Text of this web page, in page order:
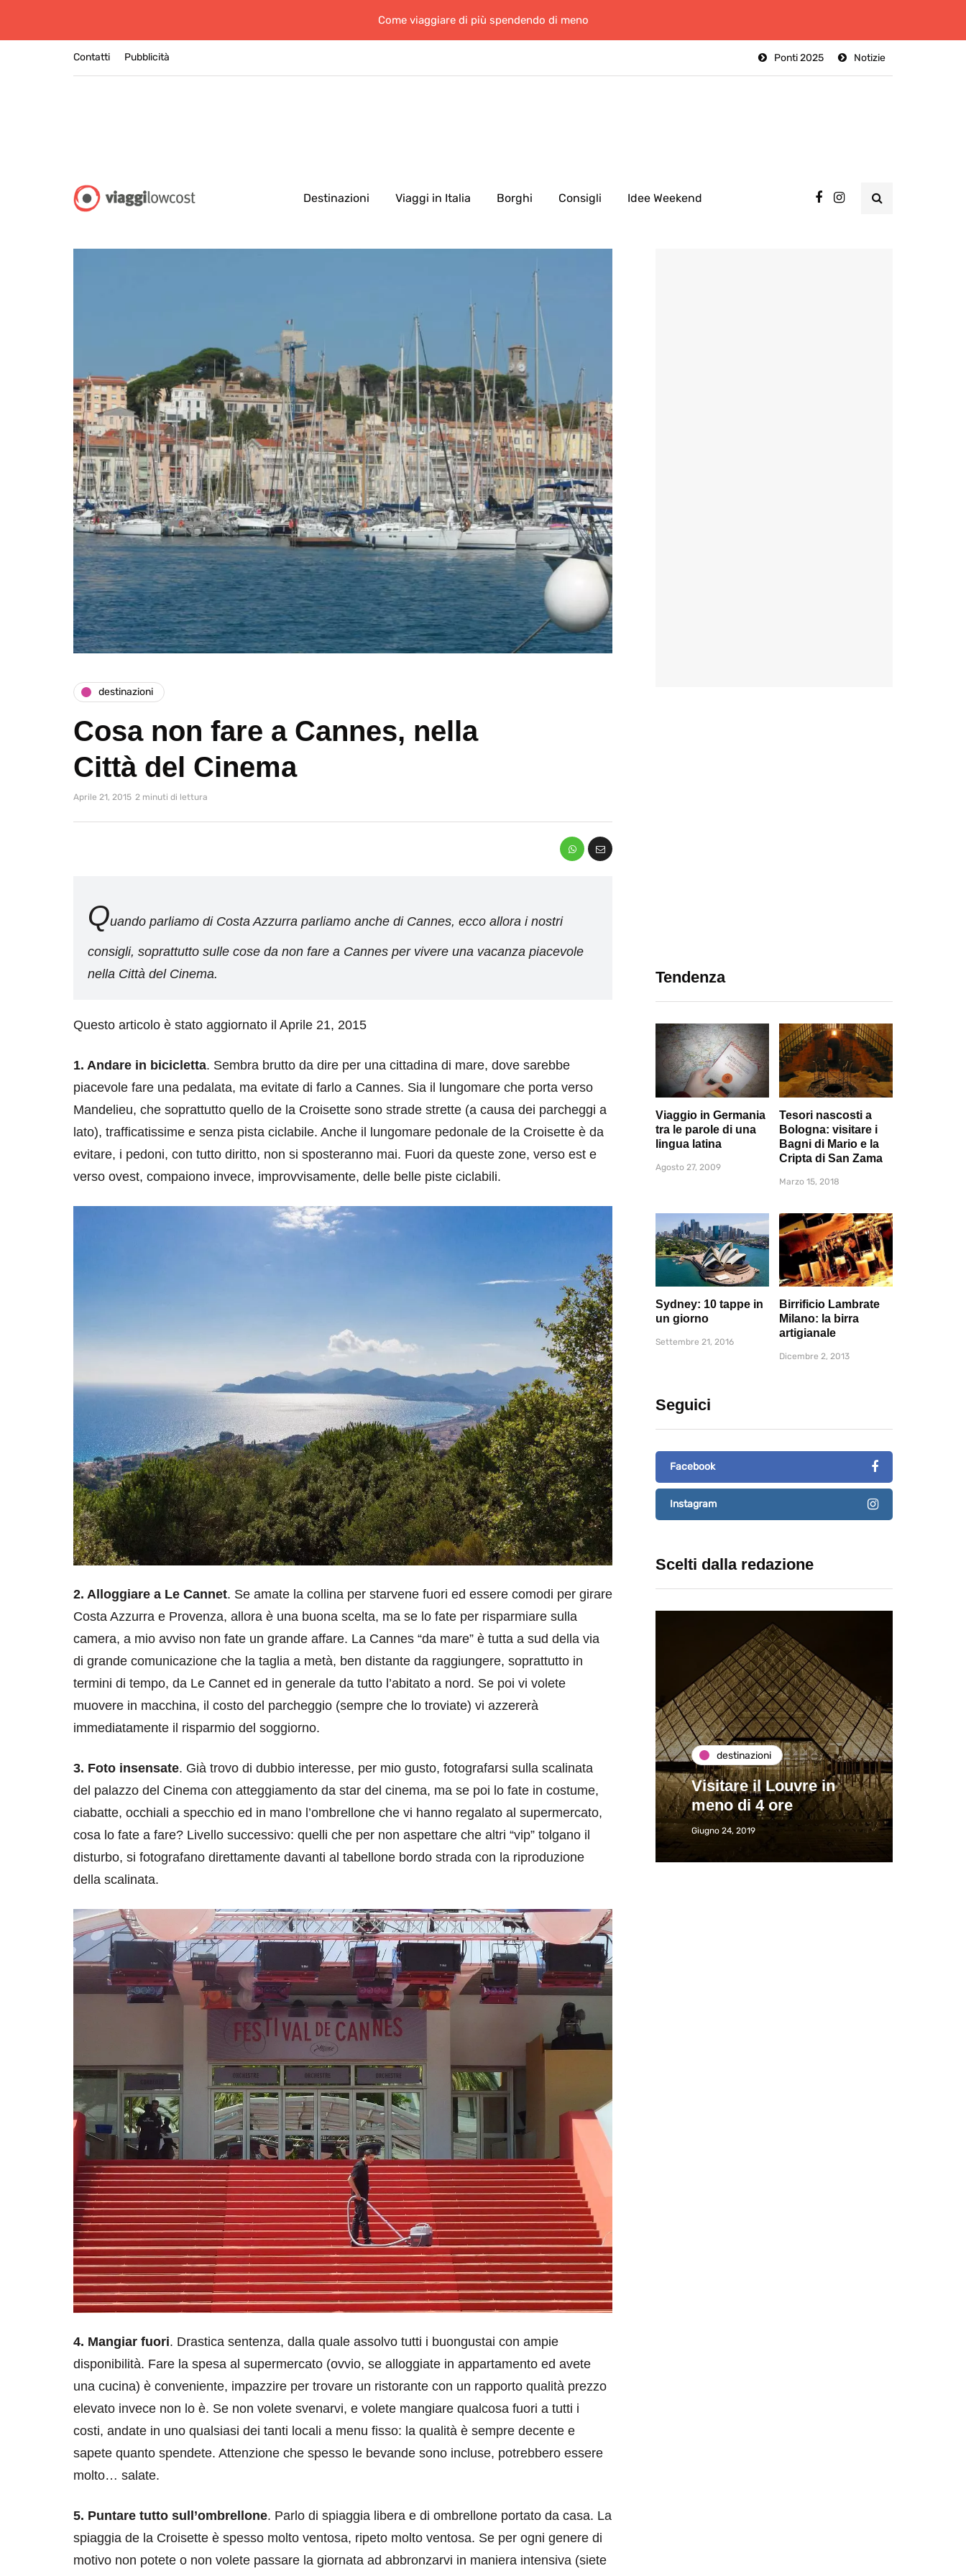
Come viaggiare di più spendendo di meno
Contatti Notizie
Ponti 2025
Pubblicità
Destinazioni Viaggi in Italia Borghi Consigli Idee Weekend
destinazioni
Cosa non fare a Cannes, nella
Città del Cinema
Aprile 21, 2015 2 minuti di lettura
Quando parliamo di Costa Azzurra parliamo anche di Cannes, ecco allora i nostri
consigli, soprattutto sulle cose da non fare a Cannes per vivere una vacanza piacevole
nella Città del Cinema.
Questo articolo è stato aggiornato il Aprile 21, 2015
1. Andare in bicicletta. Sembra brutto da dire per una cittadina di mare, dove sarebbe
piacevole fare una pedalata, ma evitate di farlo a Cannes. Sia il lungomare che porta verso
Mandelieu, che soprattutto quello de la Croisette sono strade strette (a causa dei parcheggi a
lato), trafficatissime e senza pista ciclabile. Anche il lungomare pedonale de la Croisette è da
evitare, i pedoni, con tutto diritto, non si sposteranno mai. Fuori da queste zone, verso est e
verso ovest, compaiono invece, improvvisamente, delle belle piste ciclabili.
2. Alloggiare a Le Cannet. Se amate la collina per starvene fuori ed essere comodi per girare
Costa Azzurra e Provenza, allora è una buona scelta, ma se lo fate per risparmiare sulla
camera, a mio avviso non fate un grande affare. La Cannes “da mare” è tutta a sud della via
di grande comunicazione che la taglia a metà, ben distante da raggiungere, soprattutto in
termini di tempo, da Le Cannet ed in generale da tutto l’abitato a nord. Se poi vi volete
muovere in macchina, il costo del parcheggio (sempre che lo troviate) vi azzererà
immediatamente il risparmio del soggiorno.
3. Foto insensate. Già trovo di dubbio interesse, per mio gusto, fotografarsi sulla scalinata
del palazzo del Cinema con atteggiamento da star del cinema, ma se poi lo fate in costume,
ciabatte, occhiali a specchio ed in mano l’ombrellone che vi hanno regalato al supermercato,
cosa lo fate a fare? Livello successivo: quelli che per non aspettare che altri “vip” tolgano il
disturbo, si fotografano direttamente davanti al tabellone bordo strada con la riproduzione
della scalinata.
4. Mangiar fuori. Drastica sentenza, dalla quale assolvo tutti i buongustai con ampie
disponibilità. Fare la spesa al supermercato (ovvio, se alloggiate in appartamento ed avete
una cucina) è conveniente, impazzire per trovare un ristorante con un rapporto qualità prezzo
elevato invece non lo è. Se non volete svenarvi, e volete mangiare qualcosa fuori a tutti i
costi, andate in uno qualsiasi dei tanti locali a menu fisso: la qualità è sempre decente e
sapete quanto spendete. Attenzione che spesso le bevande sono incluse, potrebbero essere
molto… salate.
5. Puntare tutto sull’ombrellone. Parlo di spiaggia libera e di ombrellone portato da casa. La
spiaggia de la Croisette è spesso molto ventosa, ripeto molto ventosa. Se per ogni genere di
motivo non potete o non volete passare la giornata ad abbronzarvi in maniera intensiva (siete
Tendenza
Viaggio in Germania
tra le parole di una
lingua latina
Agosto 27, 2009
Tesori nascosti a
Bologna: visitare i
Bagni di Mario e la
Cripta di San Zama
Marzo 15, 2018
Sydney: 10 tappe in
un giorno
Settembre 21, 2016
Birrificio Lambrate
Milano: la birra
artigianale
Dicembre 2, 2013
Seguici
Facebook
Instagram
Scelti dalla redazione
il Louvre in
di 4 ore
Paros e la Grecia di
Immaturi il Viaggio
Giugno 26, 2013
Eventi di aprile 2026 a
Rimini e dintorni
Marzo 31, 2026
destinazioni
Visitare il Louvre in
meno di 4 ore
Giugno 24, 2019